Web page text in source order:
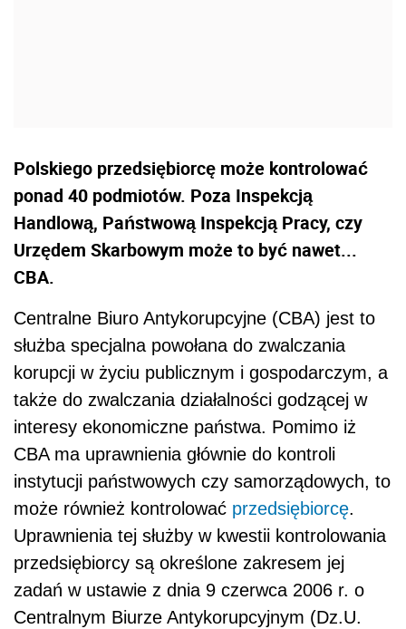
Polskiego przedsiębiorcę może kontrolować
ponad 40 podmiotów. Poza Inspekcją
Handlową, Państwową Inspekcją Pracy, czy
Urzędem Skarbowym może to być nawet...
CBA.
Centralne Biuro Antykorupcyjne (CBA) jest to
służba specjalna powołana do zwalczania
korupcji w życiu publicznym i gospodarczym, a
także do zwalczania działalności godzącej w
interesy ekonomiczne państwa. Pomimo iż
CBA ma uprawnienia głównie do kontroli
instytucji państwowych czy samorządowych, to
może również kontrolować przedsiębiorcę.
Uprawnienia tej służby w kwestii kontrolowania
przedsiębiorcy są określone zakresem jej
zadań w ustawie z dnia 9 czerwca 2006 r. o
Centralnym Biurze Antykorupcyjnym (Dz.U.